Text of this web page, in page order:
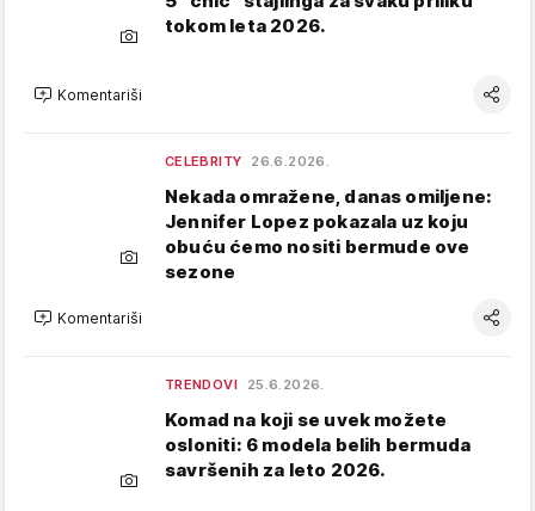
tokom leta 2026.
Komentariši
CELEBRITY 26.6.2026.
Nekada omražene, danas omiljene:
Jennifer Lopez pokazala uz koju
obuću ćemo nositi bermude ove
sezone
Komentariši
TRENDOVI 25.6.2026.
Komad na koji se uvek možete
osloniti: 6 modela belih bermuda
savršenih za leto 2026.